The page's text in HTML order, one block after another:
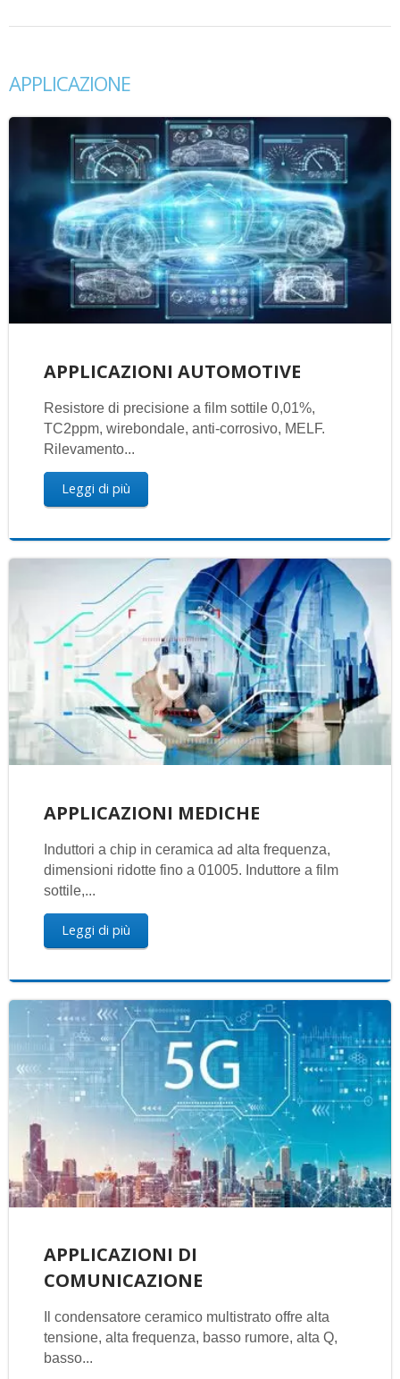
APPLICAZIONE
APPLICAZIONI AUTOMOTIVE
Resistore di precisione a film sottile 0,01%,
TC2ppm, wirebondale, anti-corrosivo, MELF.
Rilevamento...
Leggi di più
APPLICAZIONI MEDICHE
Induttori a chip in ceramica ad alta frequenza,
dimensioni ridotte fino a 01005. Induttore a film
sottile,...
Leggi di più
APPLICAZIONI DI
COMUNICAZIONE
Il condensatore ceramico multistrato offre alta
tensione, alta frequenza, basso rumore, alta Q,
basso...